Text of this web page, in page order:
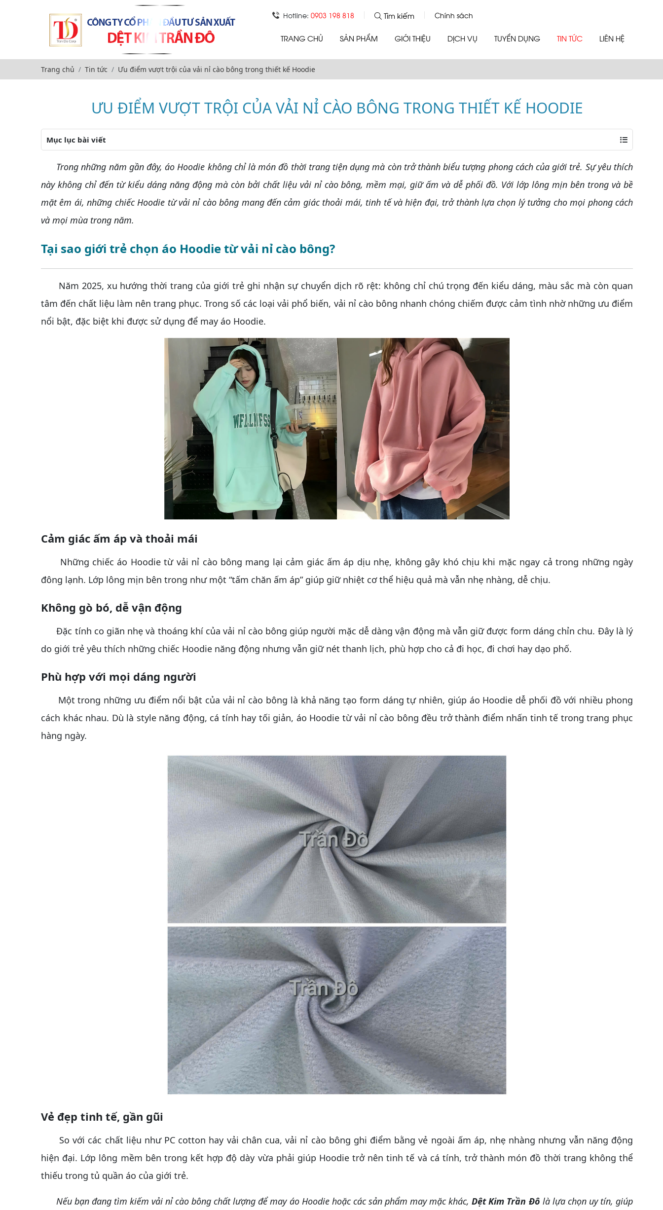
Hotline: 0903 198 818 Tìm kiếm Chính sách
TRANG CHỦ SẢN PHẨM GIỚI THIỆU DỊCH VỤ TUYỂN DỤNG TIN TỨC LIÊN HỆ
Trang chủ Tin tức Ưu điểm vượt trội của vải nỉ cào bông trong thiết kế Hoodie
ƯU ĐIỂM VƯỢT TRỘI CỦA VẢI NỈ CÀO BÔNG TRONG THIẾT KẾ HOODIE
Mục lục bài viết
Trong những năm gần đây, áo Hoodie không chỉ là món đồ thời trang tiện dụng mà còn trở thành biểu tượng phong cách của giới trẻ. Sự yêu thích
này không chỉ đến từ kiểu dáng năng động mà còn bởi chất liệu vải nỉ cào bông, mềm mại, giữ ấm và dễ phối đồ. Với lớp lông mịn bên trong và bề
mặt êm ái, những chiếc Hoodie từ vải nỉ cào bông mang đến cảm giác thoải mái, tinh tế và hiện đại, trở thành lựa chọn lý tưởng cho mọi phong cách
và mọi mùa trong năm.
Tại sao giới trẻ chọn áo Hoodie từ vải nỉ cào bông?
Năm 2025, xu hướng thời trang của giới trẻ ghi nhận sự chuyển dịch rõ rệt: không chỉ chú trọng đến kiểu dáng, màu sắc mà còn quan
tâm đến chất liệu làm nên trang phục. Trong số các loại vải phổ biến, vải nỉ cào bông nhanh chóng chiếm được cảm tình nhờ những ưu điểm
nổi bật, đặc biệt khi được sử dụng để may áo Hoodie.
Cảm giác ấm áp và thoải mái
Những chiếc áo Hoodie từ vải nỉ cào bông mang lại cảm giác ấm áp dịu nhẹ, không gây khó chịu khi mặc ngay cả trong những ngày
đông lạnh. Lớp lông mịn bên trong như một “tấm chăn ấm áp” giúp giữ nhiệt cơ thể hiệu quả mà vẫn nhẹ nhàng, dễ chịu.
Không gò bó, dễ vận động
Đặc tính co giãn nhẹ và thoáng khí của vải nỉ cào bông giúp người mặc dễ dàng vận động mà vẫn giữ được form dáng chỉn chu. Đây là lý
do giới trẻ yêu thích những chiếc Hoodie năng động nhưng vẫn giữ nét thanh lịch, phù hợp cho cả đi học, đi chơi hay dạo phố.
Phù hợp với mọi dáng người
Một trong những ưu điểm nổi bật của vải nỉ cào bông là khả năng tạo form dáng tự nhiên, giúp áo Hoodie dễ phối đồ với nhiều phong
cách khác nhau. Dù là style năng động, cá tính hay tối giản, áo Hoodie từ vải nỉ cào bông đều trở thành điểm nhấn tinh tế trong trang phục
hàng ngày.
Vẻ đẹp tinh tế, gần gũi
So với các chất liệu như PC cotton hay vải chân cua, vải nỉ cào bông ghi điểm bằng vẻ ngoài ấm áp, nhẹ nhàng nhưng vẫn năng động
hiện đại. Lớp lông mềm bên trong kết hợp độ dày vừa phải giúp Hoodie trở nên tinh tế và cá tính, trở thành món đồ thời trang không thể
thiếu trong tủ quần áo của giới trẻ.
Nếu bạn đang tìm kiếm vải nỉ cào bông chất lượng để may áo Hoodie hoặc các sản phẩm may mặc khác,Dệt Kim Trần Đô là lựa chọn uy tín, giúp